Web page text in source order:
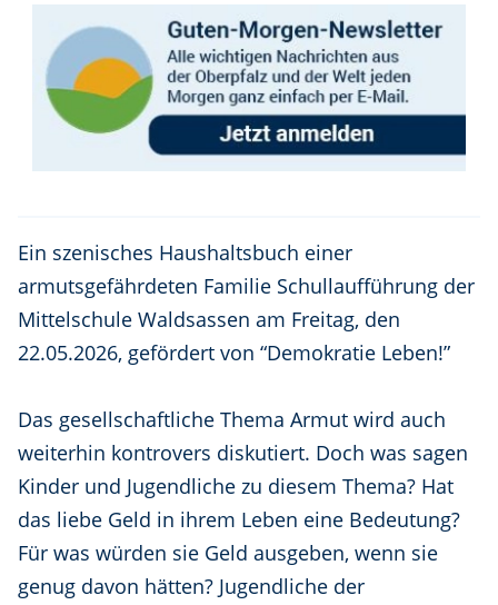
Ein szenisches Haushaltsbuch einer
armutsgefährdeten Familie Schullaufführung der
Mittelschule Waldsassen am Freitag, den
22.05.2026, gefördert von “Demokratie Leben!”
Das gesellschaftliche Thema Armut wird auch
weiterhin kontrovers diskutiert. Doch was sagen
Kinder und Jugendliche zu diesem Thema? Hat
das liebe Geld in ihrem Leben eine Bedeutung?
Für was würden sie Geld ausgeben, wenn sie
genug davon hätten? Jugendliche der